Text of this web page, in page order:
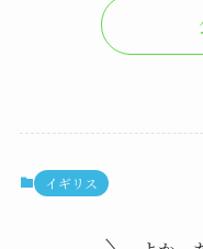
イギリス